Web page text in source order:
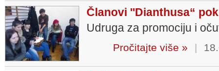
Članovi ''Dianthusa“
Udruga za promociju i
Pročitajte više » |